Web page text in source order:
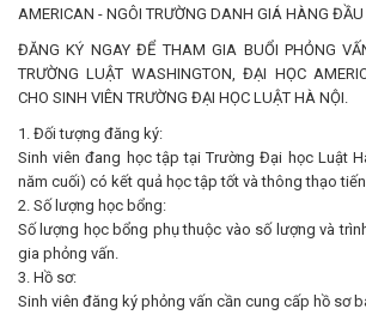
AMERICAN - NGÔI TRƯỜNG DANH GIÁ HÀNG
ĐĂNG KÝ NGAY ĐỂ THAM GIA BUỔI PHỎNG
TRƯỜNG LUẬT WASHINGTON, ĐẠI HỌC
CHO SINH VIÊN TRƯỜNG ĐẠI HỌC LUẬT HÀ NỘI.
1. Đối tượng đăng ký:
Sinh viên đang học tập tại Trường Đại học Luật
năm cuối) có kết quả học tập tốt và thông thạo
2. Số lượng học bổng:
Số lượng học bổng phụ thuộc vào số lượng và
gia phỏng vấn.
3. Hồ sơ:
Sinh viên đăng ký phỏng vấn cần cung cấp hồ sơ